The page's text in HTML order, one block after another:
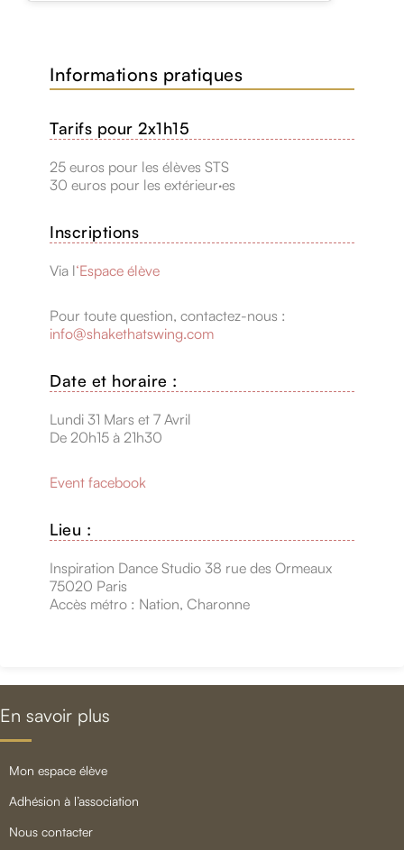
Informations pratiques
Tarifs pour 2x1h15
25 euros pour les élèves STS
30 euros pour les extérieur·es
Inscriptions
Via l‘Espace élève
Pour toute question, contactez-nous :
info@shakethatswing.com
Date et horaire :
Lundi 31 Mars et 7 Avril
De 20h15 à 21h30
Event facebook
Lieu :
Inspiration Dance Studio 38 rue des Ormeaux
75020 Paris
Accès métro : Nation, Charonne
En savoir plus
mon espace élève
adhésion à l’association
nous contacter